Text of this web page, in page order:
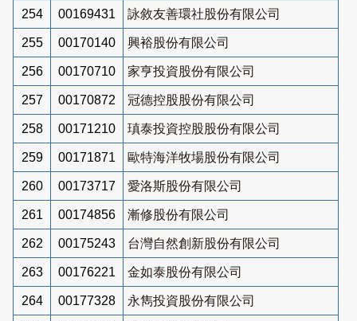
254 00169431 詠敘友善環社股份有限公司
255 00170140 興裕股份有限公司
256 00170710 家亨投資股份有限公司
257 00170872 冠德控股股份有限公司
258 00171210 瑱泰投資控股股份有限公司
259 00171871 歐特海洋牧場股份有限公司
260 00173717 愛洛斯股份有限公司
261 00174856 漸修股份有限公司
262 00175243 台灣自然創新股份有限公司
263 00176221 金如泰股份有限公司
264 00177328 永雋投資股份有限公司